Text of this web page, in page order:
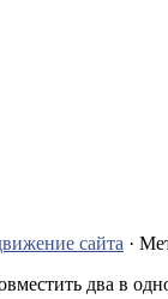
сайта ·
два в